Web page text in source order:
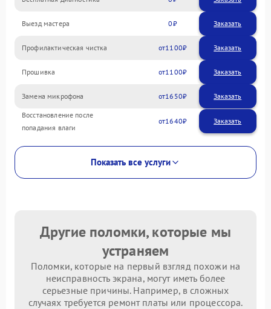
Выезд мастера 0 Заказать
Профилактическая чистка 1100
Прошивка 1100
Замена микрофона 1650
Восстановление после
попадания влаги
1640
Показать все услуги
Другие поломки, которые мы
устраняем
Поломки, которые на первый взгляд похожи на
неисправность экрана, могут иметь более
серьезные причины. Например, в сложных
случаях требуется ремонт платы или процессора.